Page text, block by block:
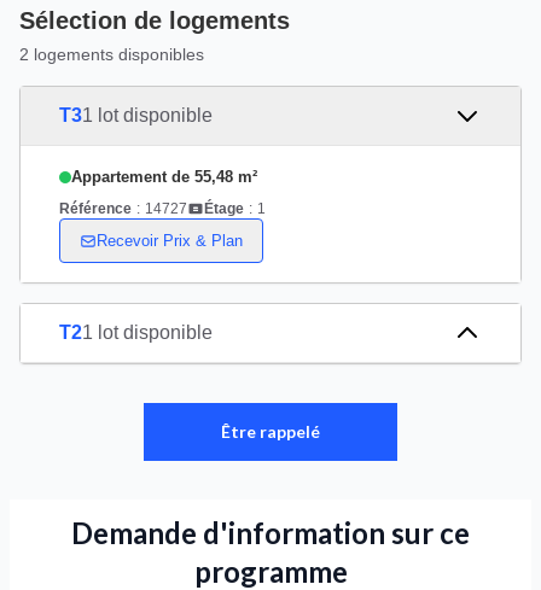
Sélection de logements
2 logements disponibles
T31 lot disponible
Appartement de 55,48 m²
Référence : 14727 Étage : 1
Recevoir Prix & Plan
T21 lot disponible
Être rappelé
Demande d'information sur ce
programme